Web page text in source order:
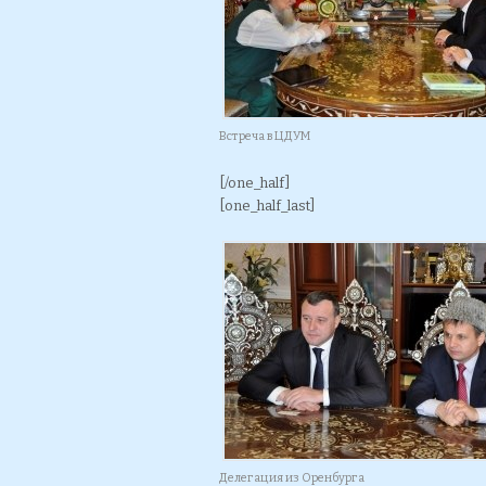
Встреча в ЦДУМ
[/one_half]
[one_half_last]
Делегация из Оренбурга